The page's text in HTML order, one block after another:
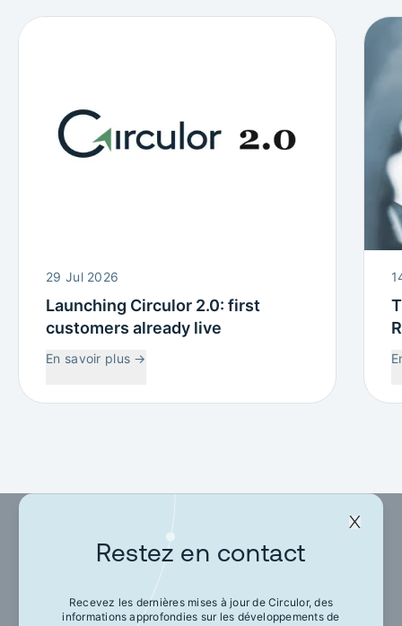
29 Jul 2026
Launching Circulor 2.0: first
customers already live
En savoir plus →
Restez en contact
Recevez les dernières mises à jour de Circulor, des
informations approfondies sur les développements de
Recevez les dernières mises à jour de Circulor,